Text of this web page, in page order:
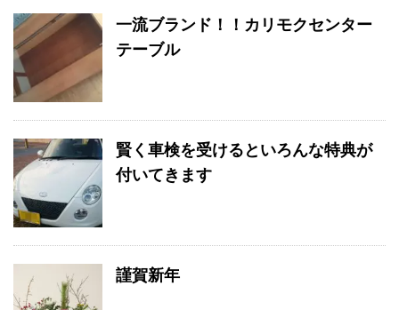
一流ブランド！！カリモクセンター
テーブル
賢く車検を受けるといろんな特典が
付いてきます
謹賀新年